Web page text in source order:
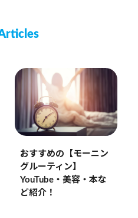
おすすめの【モーニン
グルーティン】
YouTube・美容・本な
ど紹介！